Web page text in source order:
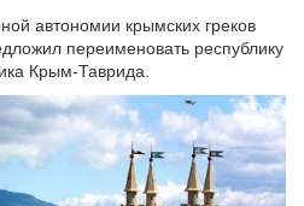
автономии крымских греков
переименовать республику
Крым-Таврида.